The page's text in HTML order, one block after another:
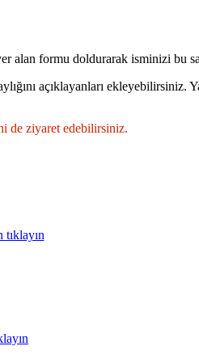
yer alan formu doldurarak isminizi bu
açıklayanları
de ziyaret edebilirsiniz.